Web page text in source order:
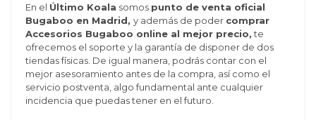
En el Último Koala somos punto de venta oficial
Bugaboo en Madrid, y además de poder comprar
Accesorios Bugaboo online al mejor precio,te
ofrecemos el soporte y la garantía de disponer de dos
tiendas físicas. De igual manera, podrás contar con el
mejor asesoramiento antes de la compra, así como el
servicio postventa, algo fundamental ante cualquier
incidencia que puedas tener en el futuro.